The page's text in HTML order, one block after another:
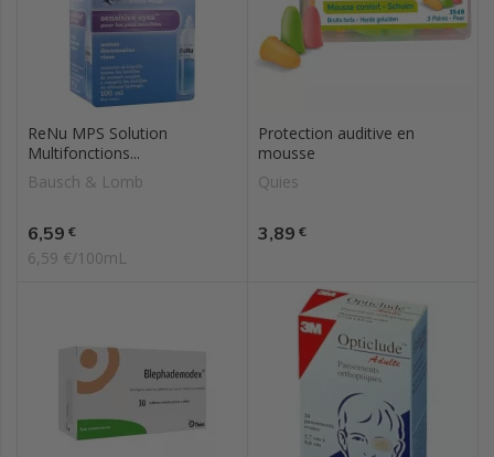
ReNu MPS Solution
Multifonctions...
Bausch & Lomb
Prix
6,59 €
6,59 €/100mL
Protection auditive en
mousse
Quies
Prix
3,89 €